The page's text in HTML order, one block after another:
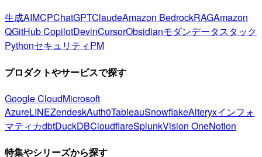
生成AIMCPChatGPTClaudeAmazon BedrockRAGAmazon
QGitHub CopilotDevinCursorObsidianモダンデータスタック
PythonセキュリティPM
プロダクトやサービスで探す
Google CloudMicrosoft
AzureLINEZendeskAuth0TableauSnowflakeAlteryxインフォ
マティカdbtDuckDBCloudflareSplunkVision OneNotion
特集やシリーズから探す